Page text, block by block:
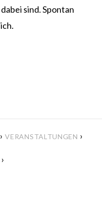
sind. Spontan
› VERANSTALTUNGEN ›
›